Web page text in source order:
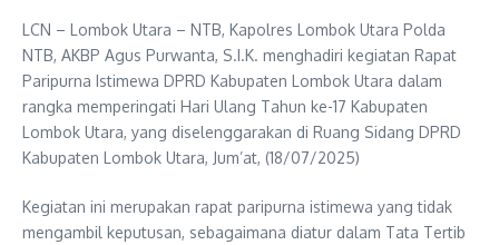
LCN – Lombok Utara – NTB, Kapolres Lombok Utara Polda
NTB, AKBP Agus Purwanta, S.I.K. menghadiri kegiatan Rapat
Paripurna Istimewa DPRD Kabupaten Lombok Utara dalam
rangka memperingati Hari Ulang Tahun ke-17 Kabupaten
Lombok Utara, yang diselenggarakan di Ruang Sidang DPRD
Kabupaten Lombok Utara, Jum’at, (18/07/2025)
Kegiatan ini merupakan rapat paripurna istimewa yang tidak
mengambil keputusan, sebagaimana diatur dalam Tata Tertib